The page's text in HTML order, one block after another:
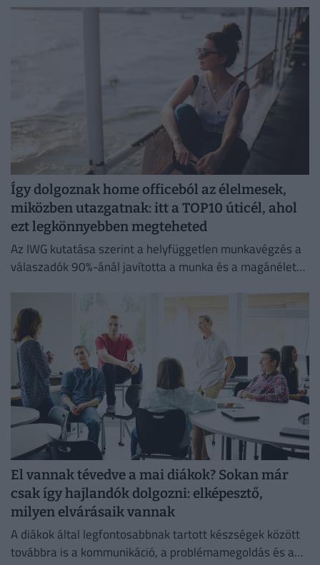
Így dolgoznak home officeból az élelmesek,
miközben utazgatnak: itt a TOP10 úticél, ahol
ezt legkönnyebben megteheted
Az IWG kutatása szerint a helyfüggetlen munkavégzés a
válaszadók 90%-ánál javította a munka és a magánélet
El vannak tévedve a mai diákok? Sokan már
csak így hajlandók dolgozni: elképesztő,
milyen elvárásaik vannak
A diákok által legfontosabbnak tartott készségek között
továbbra is a kommunikáció, a problémamegoldás és a